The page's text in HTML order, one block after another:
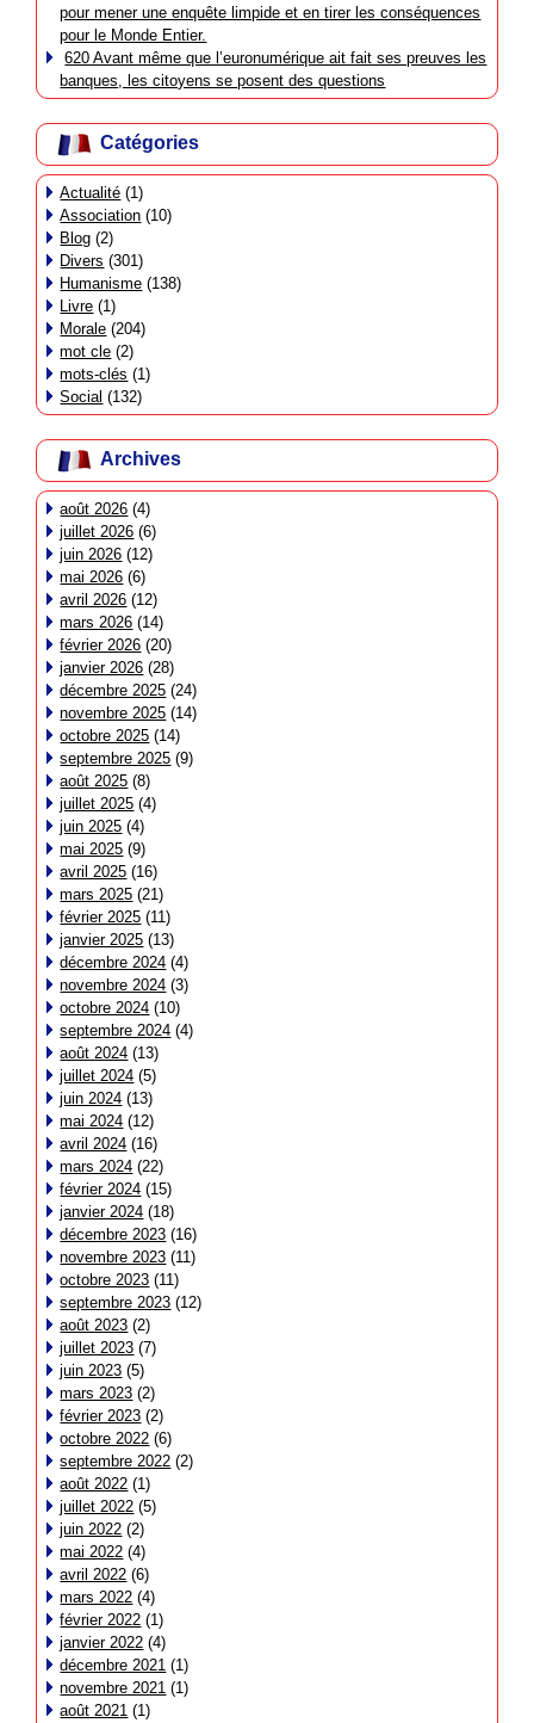
pour mener une enquête limpide et en tirer les conséquences
pour le Monde Entier.
620 Avant même que l’euronumérique ait fait ses preuves les
banques, les citoyens se posent des questions
Catégories
Actualité (1)
Association (10)
Blog (2)
Divers (301)
Humanisme (138)
Livre (1)
Morale (204)
mot cle (2)
mots-clés (1)
Social (132)
Archives
août 2026 (4)
juillet 2026 (6)
juin 2026 (12)
mai 2026 (6)
avril 2026 (12)
mars 2026 (14)
février 2026 (20)
janvier 2026 (28)
décembre 2025 (24)
novembre 2025 (14)
octobre 2025 (14)
septembre 2025 (9)
août 2025 (8)
juillet 2025 (4)
juin 2025 (4)
mai 2025 (9)
avril 2025 (16)
mars 2025 (21)
février 2025 (11)
janvier 2025 (13)
décembre 2024 (4)
novembre 2024 (3)
octobre 2024 (10)
septembre 2024 (4)
août 2024 (13)
juillet 2024 (5)
juin 2024 (13)
mai 2024 (12)
avril 2024 (16)
mars 2024 (22)
février 2024 (15)
janvier 2024 (18)
décembre 2023 (16)
novembre 2023 (11)
octobre 2023 (11)
septembre 2023 (12)
août 2023 (2)
juillet 2023 (7)
juin 2023 (5)
mars 2023 (2)
février 2023 (2)
octobre 2022 (6)
septembre 2022 (2)
août 2022 (1)
juillet 2022 (5)
juin 2022 (2)
mai 2022 (4)
avril 2022 (6)
mars 2022 (4)
février 2022 (1)
janvier 2022 (4)
décembre 2021 (1)
novembre 2021 (1)
août 2021 (1)